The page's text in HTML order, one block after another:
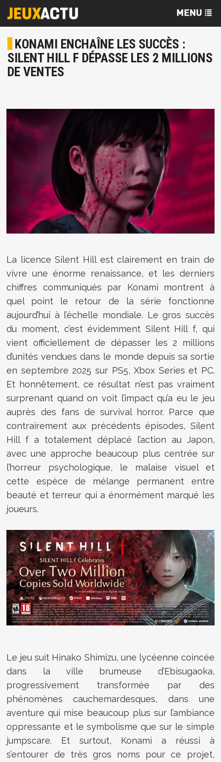
KONAMI ENCHAÎNE LES SUCCÈS :
SILENT HILL F DÉPASSE LES 2 MILLIONS
DE VENTES
La licenceSilent Hillest clairement en train de
vivre une énorme renaissance, et les derniers
chiffres communiqués par Konami montrent à
quel point le retour de la série fonctionne
aujourd’hui à l’échelle mondiale. Le gros succès
du moment, c’est évidemment Silent Hill f, qui
vient officiellement de dépasser les 2 millions
d’unités vendues dans le monde depuis sa sortie
en septembre 2025 sur PS5, Xbox Series et PC.
Et honnêtement, ce résultat n’est pas vraiment
surprenant quand on voit l’impact qu’a eu le jeu
auprès des fans de survival horror. Parce que
contrairement aux précédents épisodes, Silent
Hill f a totalement déplacé l’action au Japon,
avec une approche beaucoup plus centrée sur
l’horreur psychologique, le malaise visuel et
cette espèce de mélange permanent entre
beauté et terreur qui a énormément marqué les
joueurs.
Le jeu suit Hinako Shimizu, une lycéenne coincée
dans la ville brumeuse d’Ebisugaoka,
progressivement transformée par des
phénomènes cauchemardesques, dans une
aventure qui mise beaucoup plus sur l’ambiance
oppressante et le symbolisme que sur le simple
jumpscare. Et surtout, Konami a réussi à
s’entourer de très gros noms pour ce projet,